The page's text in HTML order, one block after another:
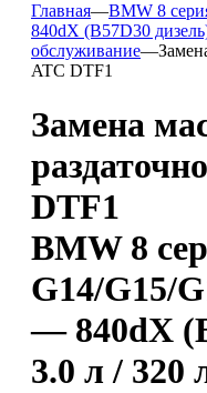
Главная—BMW 8
840dX (B57D30
обслуживание—
ATC DTF1
Замена
DTF1
BMW 8
G14/G15/
— 840dX
3.0 л / 320